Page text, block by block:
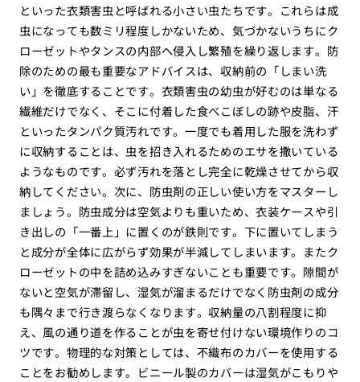
といった衣類害虫と呼ばれる小さい虫たちです。これらは成
虫になっても数ミリ程度しかないため、気づかないうちにク
ローゼットやタンスの内部へ侵入し繁殖を繰り返します。防
除のための最も重要なアドバイスは、収納前の「しまい洗
い」を徹底することです。衣類害虫の幼虫が好むのは単なる
繊維だけでなく、そこに付着した食べこぼしの跡や皮脂、汗
といったタンパク質汚れです。一度でも着用した服を洗わず
に収納することは、虫を招き入れるためのエサを撒いている
ようなものです。必ず汚れを落とし完全に乾燥させてから収
納してください。次に、防虫剤の正しい使い方をマスターし
ましょう。防虫成分は空気よりも重いため、衣装ケースや引
き出しの「一番上」に置くのが鉄則です。下に置いてしまう
と成分が全体に広がらず効果が半減してしまいます。またク
ローゼットの中を詰め込みすぎないことも重要です。隙間が
ないと空気が滞留し、湿気が溜まるだけでなく防虫剤の成分
も隅々まで行き渡らなくなります。収納量の八割程度に抑
え、風の通り道を作ることが虫を寄せ付けない環境作りのコ
ツです。物理的な対策としては、不織布のカバーを使用する
ことをお勧めします。ビニール製のカバーは湿気がこもりや